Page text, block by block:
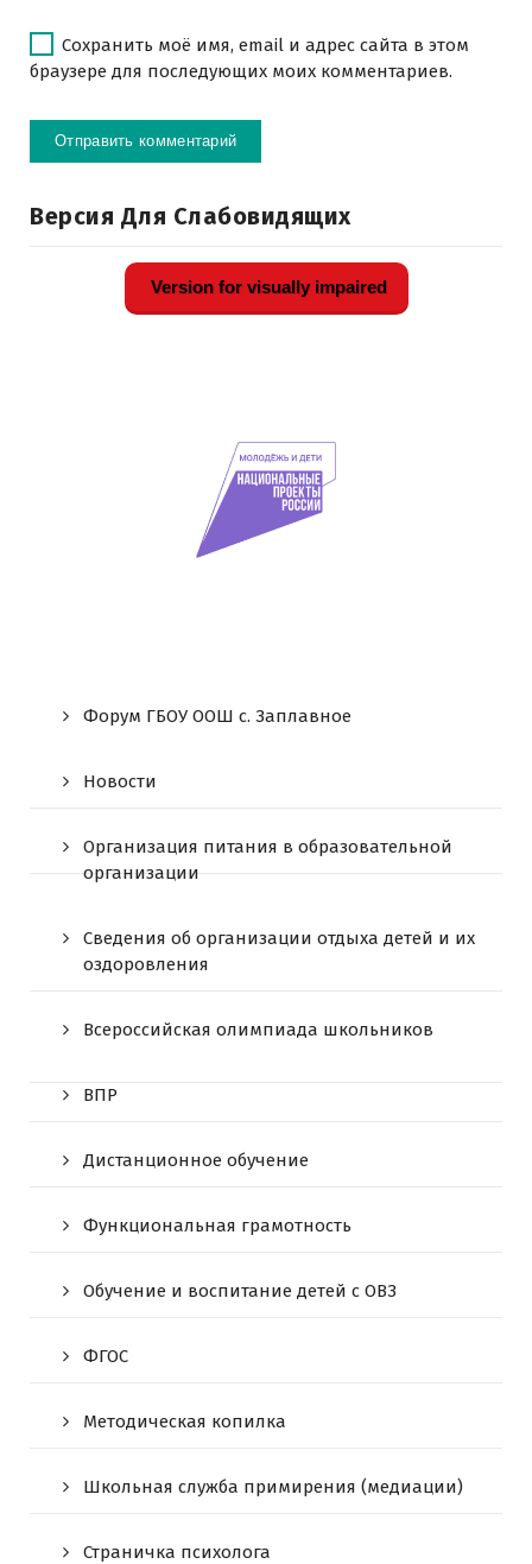
Сохранить моё имя, email и адрес сайта в этом
браузере для последующих моих комментариев.
Версия Для Слабовидящих
Version for visually impaired
Форум ГБОУ ООШ c. Заплавное
Новости
Организация питания в образовательной
организации
Сведения об организации отдыха детей и их
оздоровления
Всероссийская олимпиада школьников
ВПР
Дистанционное обучение
Функциональная грамотность
Обучение и воспитание детей с ОВЗ
ФГОС
Методическая копилка
Школьная служба примирения (медиации)
Страничка психолога